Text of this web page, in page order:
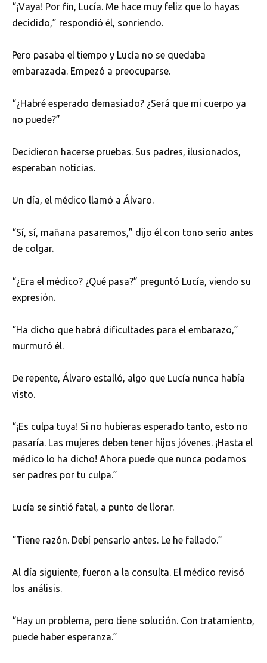
“¡Vaya! Por fin, Lucía. Me hace muy feliz que lo hayas
decidido,” respondió él, sonriendo.
Pero pasaba el tiempo y Lucía no se quedaba
embarazada. Empezó a preocuparse.
“¿Habré esperado demasiado? ¿Será que mi cuerpo ya
no puede?”
Decidieron hacerse pruebas. Sus padres, ilusionados,
esperaban noticias.
Un día, el médico llamó a Álvaro.
“Sí, sí, mañana pasaremos,” dijo él con tono serio antes
de colgar.
“¿Era el médico? ¿Qué pasa?” preguntó Lucía, viendo su
expresión.
“Ha dicho que habrá dificultades para el embarazo,”
murmuró él.
De repente, Álvaro estalló, algo que Lucía nunca había
visto.
“¡Es culpa tuya! Si no hubieras esperado tanto, esto no
pasaría. Las mujeres deben tener hijos jóvenes. ¡Hasta el
médico lo ha dicho! Ahora puede que nunca podamos
ser padres por tu culpa.”
Lucía se sintió fatal, a punto de llorar.
“Tiene razón. Debí pensarlo antes. Le he fallado.”
Al día siguiente, fueron a la consulta. El médico revisó
los análisis.
“Hay un problema, pero tiene solución. Con tratamiento,
puede haber esperanza.”